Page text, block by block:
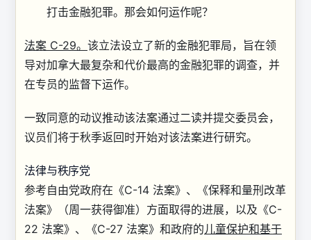
打击金融犯罪。那会如何运作呢？
法案 C-29。 该立法设立了新的金融犯罪局，旨在领
导对加拿大最复杂和代价最高的金融犯罪的调查，并
在专员的监督下运作。
一致同意的动议推动该法案通过二读并提交委员会，
议员们将于秋季返回时开始对该法案进行研究。
法律与秩序党
参考自由党政府在《C-14 法案》、《保释和量刑改革
法案》（周一获得御准）方面取得的进展，以及《C-
22 法案》、《C-27 法案》和政府的儿童保护和基于